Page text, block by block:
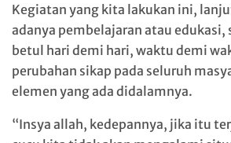
Kegiatan yang kita lakukan ini,
adanya pembelajaran atau edukasi,
betul hari demi hari, waktu demi
perubahan sikap pada seluruh
elemen yang ada didalamnya.
“Insya allah, kedepannya, jika itu